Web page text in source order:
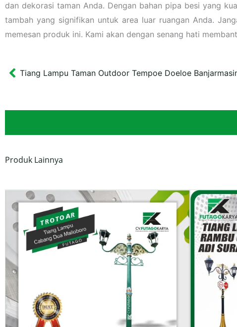
dan dekorasi taman Anda. Dengan bahan pipa besi yang
tambah yang signifikan untuk area luar ruangan Anda.
memesan produk ini. Kami akan dengan senang hati
Prev
Tiang Lampu Taman Outdoor Tempoe Doeloe
Produk Lainnya